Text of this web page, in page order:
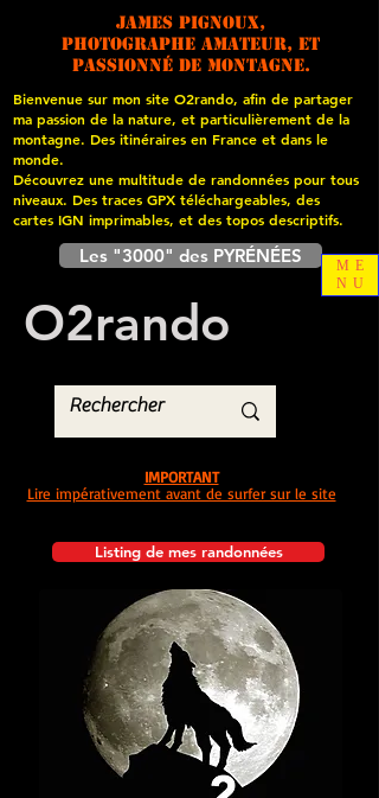
James PIGNOUX,
photographe amateur, et
passionné de montagne.
Bienvenue sur mon site O2rando, afin de partager
ma passion de la nature, et particulièrement de la
montagne. Des itinéraires en France et dans le
monde.
Découvrez une multitude de randonnées pour tous
niveaux. Des traces GPX téléchargeables, des
cartes IGN imprimables, et des topos descriptifs.
Les "3000" des PYRÉNÉES
O2rando
Listing de mes randonnées
IMPORTANT
Lire impérativement avant de surfer sur le site
ME
NU